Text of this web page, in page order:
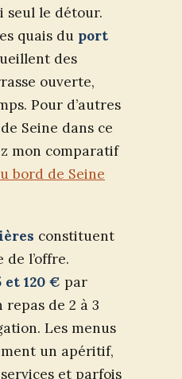
seul le détour.
quais du port
des
ouverte,
Pour d’autres
Seine dans ce
mon comparatif
bord de Seine
constituent
l’offre.
et 120 € par
de 2 à 3
Les menus
un apéritif,
et parfois